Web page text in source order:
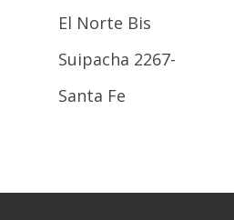
El Norte Bis
Suipacha 2267-
Santa Fe